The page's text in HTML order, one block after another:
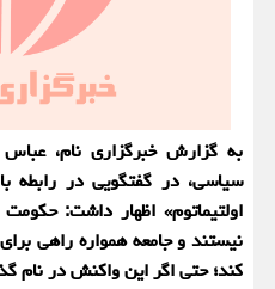
به گزارش خبرگزاری نام، عباس
سیاسی، در گفتگویی در رابطه
اولتیماتوم» اظهار داشت:
نیستند و جامعه همواره راهی
کند؛ حتی اگر این واکنش در نام